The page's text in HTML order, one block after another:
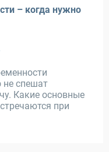
– когда нужно
не спешат
Какие основные
при